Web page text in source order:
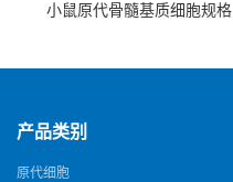
小鼠原代骨髓基质细胞规格
产品类别
原代细胞